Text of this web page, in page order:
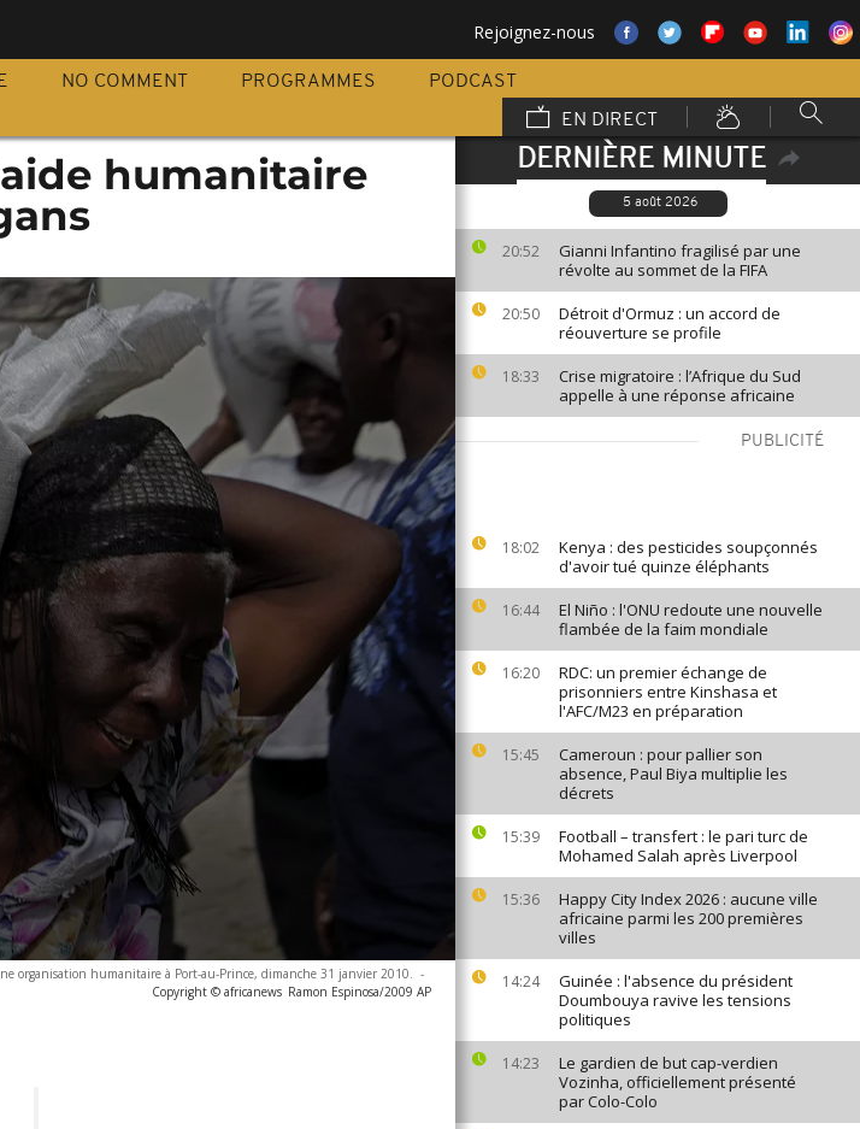
Rejoignez-nous
NO COMMENT PROGRAMMES
PODCAST
EN DIRECT
DERNIÈRE MINUTE
5 août 2026
20:52
Gianni Infantino fragilisé par une
révolte au sommet de la FIFA
20:50
Détroit d'Ormuz : un accord de
réouverture se profile
18:33
Crise migratoire : l’Afrique du Sud
appelle à une réponse africaine
PUBLICITÉ
18:02
Kenya : des pesticides soupçonnés
d'avoir tué quinze éléphants
16:44
El Niño : l'ONU redoute une nouvelle
flambée de la faim mondiale
16:20
RDC: un premier échange de
prisonniers entre Kinshasa et
l'AFC/M23 en préparation
15:45
Cameroun : pour pallier son
absence, Paul Biya multiplie les
décrets
15:39
Football – transfert : le pari turc de
Mohamed Salah après Liverpool
15:36
Happy City Index 2026 : aucune ville
africaine parmi les 200 premières
villes
14:24
Guinée : l'absence du président
Doumbouya ravive les tensions
politiques
14:23
Le gardien de but cap-verdien
Vozinha, officiellement présenté
par Colo-Colo
humanitaire
organisation humanitaire à Port-au-Prince, dimanche 31 janvier 2010. -
Copyright © africanews Ramon Espinosa/2009 AP